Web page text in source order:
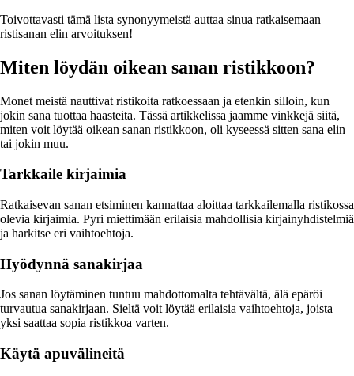
Toivottavasti tämä lista synonyymeistä auttaa sinua ratkaisemaan
ristisanan elin arvoituksen!
Miten löydän oikean sanan ristikkoon?
Monet meistä nauttivat ristikoita ratkoessaan ja etenkin silloin, kun
jokin sana tuottaa haasteita. Tässä artikkelissa jaamme vinkkejä siitä,
miten voit löytää oikean sanan ristikkoon, oli kyseessä sitten sana elin
tai jokin muu.
Tarkkaile kirjaimia
Ratkaisevan sanan etsiminen kannattaa aloittaa tarkkailemalla ristikossa
olevia kirjaimia. Pyri miettimään erilaisia mahdollisia kirjainyhdistelmiä
ja harkitse eri vaihtoehtoja.
Hyödynnä sanakirjaa
Jos sanan löytäminen tuntuu mahdottomalta tehtävältä, älä epäröi
turvautua sanakirjaan. Sieltä voit löytää erilaisia vaihtoehtoja, joista
yksi saattaa sopia ristikkoa varten.
Käytä apuvälineitä